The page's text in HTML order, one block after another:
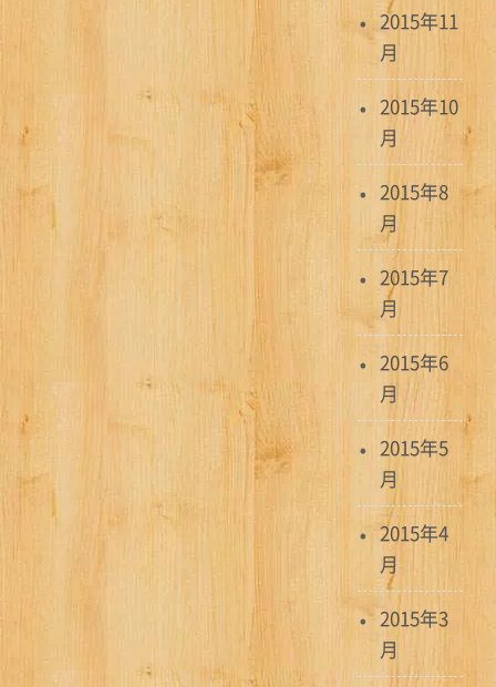
2015年11
月
2015年10
月
2015年8
月
2015年7
月
2015年6
月
2015年5
月
2015年4
月
2015年3
月